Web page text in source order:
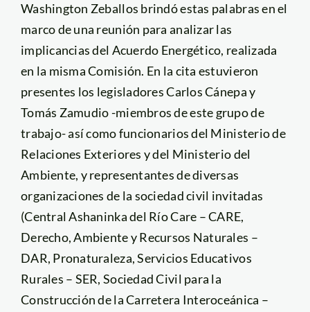
Washington Zeballos brindó estas palabras en el
marco de una reunión para analizar las
implicancias del Acuerdo Energético, realizada
en la misma Comisión. En la cita estuvieron
presentes los legisladores Carlos Cánepa y
Tomás Zamudio -miembros de este grupo de
trabajo- así como funcionarios del Ministerio de
Relaciones Exteriores y del Ministerio del
Ambiente, y representantes de diversas
organizaciones de la sociedad civil invitadas
(Central Ashaninka del Río Care – CARE,
Derecho, Ambiente y Recursos Naturales –
DAR, Pronaturaleza, Servicios Educativos
Rurales – SER, Sociedad Civil para la
Construcción de la Carretera Interoceánica –